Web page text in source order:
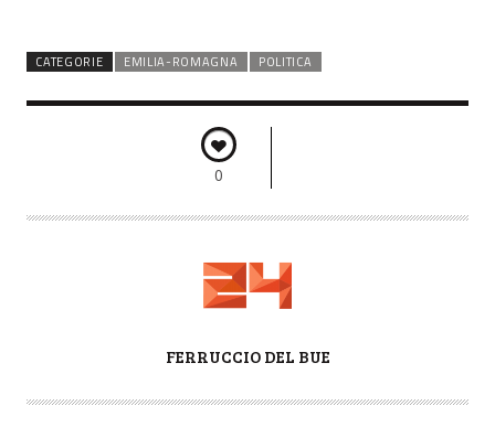
CATEGORIE EMILIA-ROMAGNA POLITICA
0
T
FERRUCCIO DEL BUE